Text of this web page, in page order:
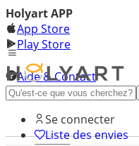
Holyart APP
App Store
Play Store
Aide & Contact
Découvrez Premium
Se connecter
Liste des envies